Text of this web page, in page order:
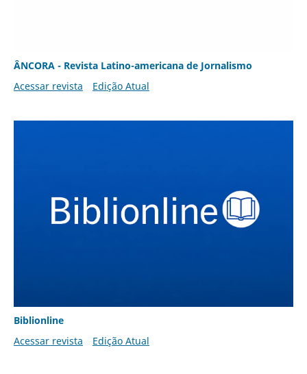
ÂNCORA - Revista Latino-americana de Jornalismo
Acessar revista
Edição Atual
Biblionline
Acessar revista
Edição Atual